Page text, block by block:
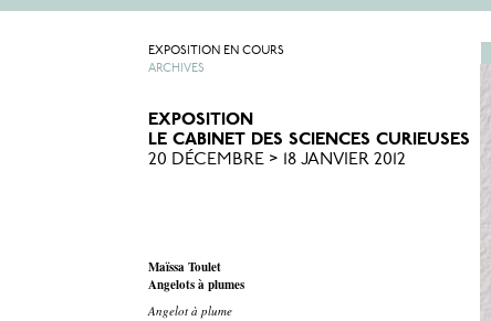
EXPOSITION EN COURS
ARCHIVES
EXPOSITION
LE CABINET DES SCIENCES CURIEUSES
20 DÉCEMBRE > 18 JANVIER 2012
Maïssa Toulet
Angelots à plumes
Angelot à plume